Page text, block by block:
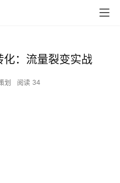
化：流量裂变实战
划 阅读 34